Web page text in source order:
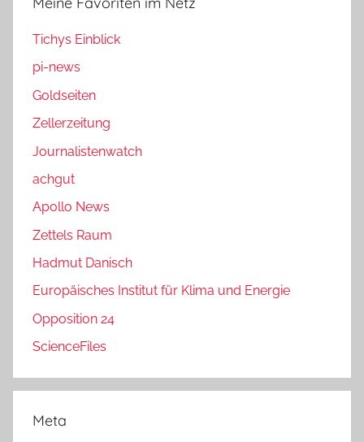
Tichys Einblick
pi-news
Goldseiten
Zellerzeitung
Journalistenwatch
achgut
Apollo News
Zettels Raum
Hadmut Danisch
Europäisches Institut für Klima und Energie
Opposition 24
ScienceFiles
Meta